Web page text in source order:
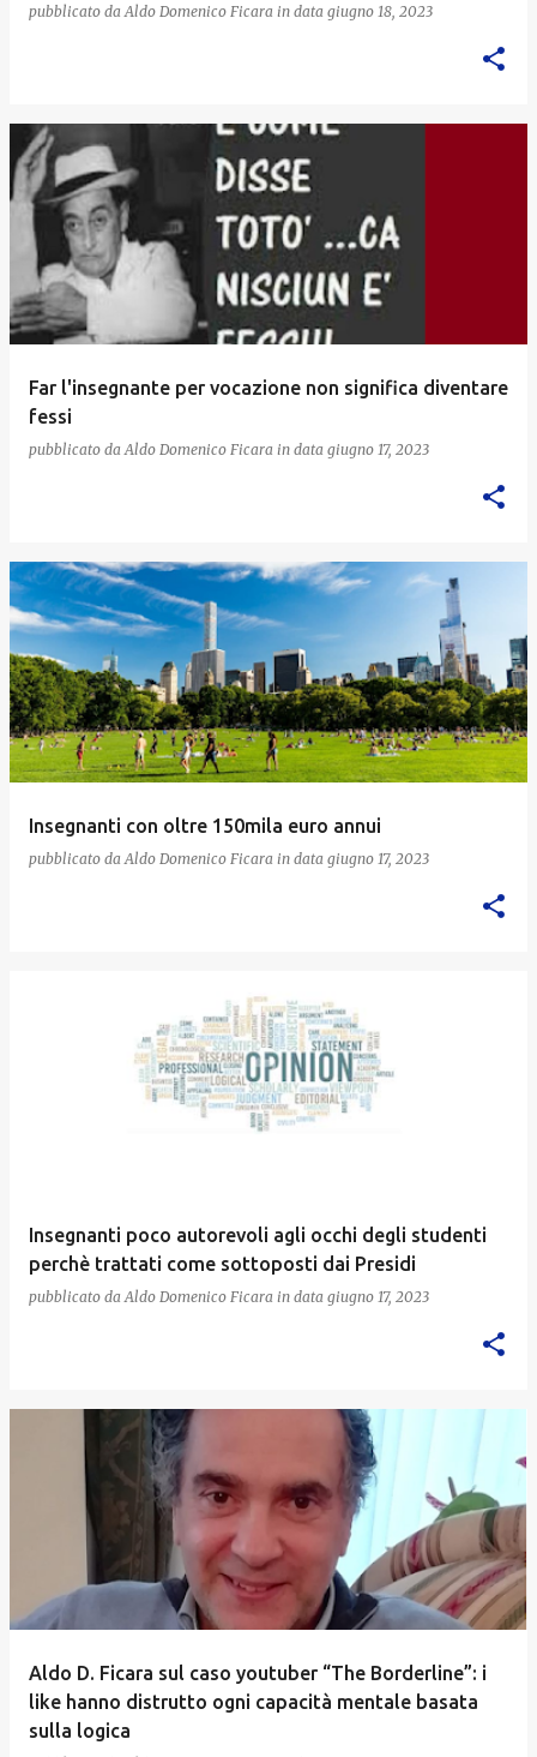
pubblicato da Aldo Domenico Ficara in data giugno 18, 2023
Far l'insegnante per vocazione non significa diventare
fessi
pubblicato da Aldo Domenico Ficara in data giugno 17, 2023
Insegnanti con oltre 150mila euro annui
pubblicato da Aldo Domenico Ficara in data giugno 17, 2023
Insegnanti poco autorevoli agli occhi degli studenti
perchè trattati come sottoposti dai Presidi
pubblicato da Aldo Domenico Ficara in data giugno 17, 2023
Aldo D. Ficara sul caso youtuber “The Borderline”: i
like hanno distrutto ogni capacità mentale basata
sulla logica